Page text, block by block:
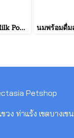
Petag Esbilac Goat Milk Powder นมแพะผง สำหรับลูกสุนัข 150g
Petshop
ง ท่าแร้ง เขตบางเ